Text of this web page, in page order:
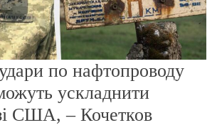
по нафтопроводу
ускладнити
США, – Кочетков